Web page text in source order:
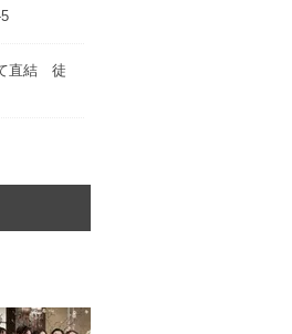
直結 徒